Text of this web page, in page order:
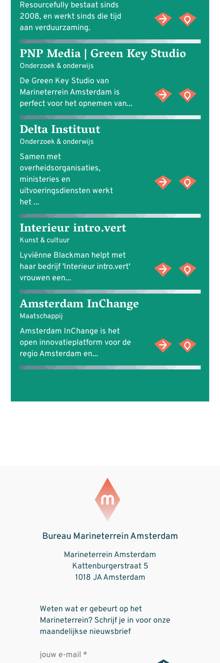
Resourcefully bestaat sinds
2008, en werkt sinds die tijd
aan verduurzaming.
PNP Media | Green Key Studio
Onderzoek & onderwijs
De Green Key Studio van
Marineterrein Amsterdam is
perfect voor het opnemen van...
Delta Instituut
Onderzoek & onderwijs
Samen met
overheidsorganisaties,
ministeries en
uitvoeringsdiensten werkt
het ...
Interieur intro.vert
Kunst & cultuur
Lyviënne Blackman helpt met
haar bedrijf 'Interieur intro.vert'
vrouwen een...
Amsterdam InChange
Maatschappij
Amsterdam InChange is het
open innovatieplatform voor de
regio Amsterdam en...
Bureau Marineterrein Amsterdam
Marineterrein Amsterdam
Kattenburgerstraat 5
1018 JA Amsterdam
Weten wat er gebeurt op het
Marineterrein? Schrijf je in voor onze
maandelijkse nieuwsbrief